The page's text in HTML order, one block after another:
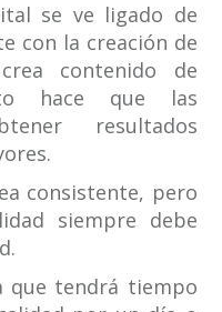
se ve ligado de
con la creación de
contenido de
hace que las
resultados
consistente, pero
siempre debe
que tendrá tiempo